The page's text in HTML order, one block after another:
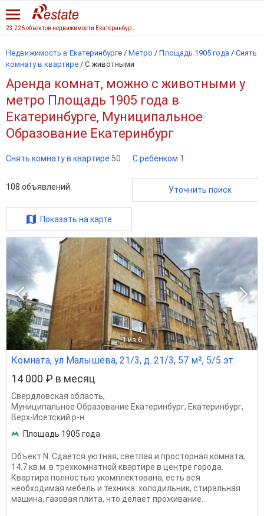
Недвижимость в Екатеринбурге / Метро / Площадь 1905 года / Снять
комнату в квартире / С животными
Аренда комнат, можно с животными у
метро Площадь 1905 года в
Екатеринбурге, Муниципальное
Образование Екатеринбург
Снять комнату в квартире 50 С ребенком 1
108 объявлений Уточнить поиск
Показать на карте
1 из 6
Комната, ул Малышева, 21/3, д. 21/3, 57 м², 5/5 эт.
14 000 ₽ в месяц
Свердловская область,
Муниципальное Образование Екатеринбург, Екатеринбург,
Верх-Исетский р-н
Площадь 1905 года
Объект N. Сдаётся уютная, светлая и просторная комната,
14.7 кв.м. в трехкомнатной квартире в центре города.
Квартира полностью укомплектована, есть вся
необходимая мебель и техника: холодильник, стиральная
машина, газовая плита, что делает проживание...